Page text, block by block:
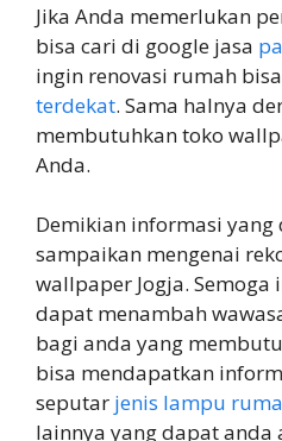
Jika Anda memerlukan
bisa cari di google jasa
ingin renovasi rumah
terdekat. Sama halnya
membutuhkan toko
Anda.
Demikian informasi yang
sampaikan mengenai
wallpaper Jogja.
dapat menambah
bagi anda yang
bisa mendapatkan
seputar jenis lampu
lainnya yang dapat anda